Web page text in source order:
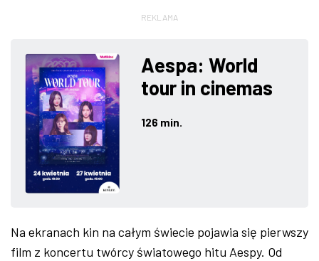
IMPREZY
ROZRYWKA
W KINACH
GASTRONOMIA
W RZESZOWIE
REKLAMA
Aespa: World
tour in cinemas
126 min.
Na ekranach kin na całym świecie pojawia się pierwszy
film z koncertu twórcy światowego hitu Aespy. Od